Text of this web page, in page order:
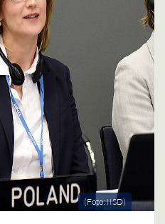
(Foto: IISD)